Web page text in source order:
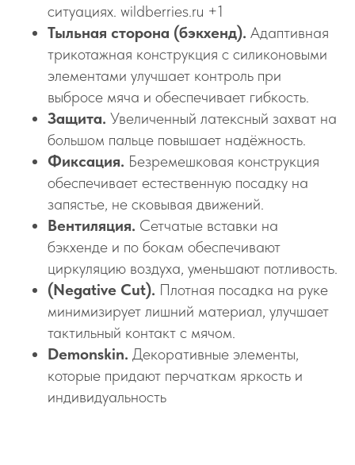
ситуациях. wildberries.ru +1
Тыльная сторона (бэкхенд). Адаптивная
трикотажная конструкция с силиконовыми
элементами улучшает контроль при
выбросе мяча и обеспечивает гибкость.
Защита. Увеличенный латексный захват на
большом пальце повышает надёжность.
Фиксация. Безремешковая конструкция
обеспечивает естественную посадку на
запястье, не сковывая движений.
Вентиляция. Сетчатые вставки на
бэкхенде и по бокам обеспечивают
циркуляцию воздуха, уменьшают потливость.
(Negative Cut). Плотная посадка на руке
минимизирует лишний материал, улучшает
тактильный контакт с мячом.
Demonskin. Декоративные элементы,
которые придают перчаткам яркость и
индивидуальность